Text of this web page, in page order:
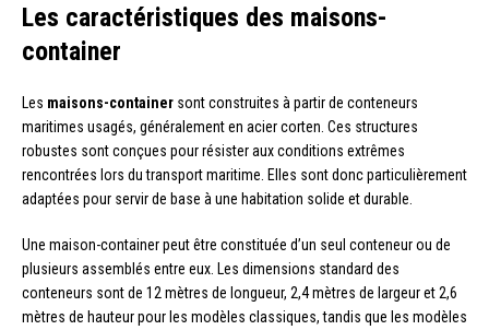
Les caractéristiques des maisons-
container
Les maisons-container sont construites à partir de conteneurs
maritimes usagés, généralement en acier corten. Ces structures
robustes sont conçues pour résister aux conditions extrêmes
rencontrées lors du transport maritime. Elles sont donc particulièrement
adaptées pour servir de base à une habitation solide et durable.
Une maison-container peut être constituée d’un seul conteneur ou de
plusieurs assemblés entre eux. Les dimensions standard des
conteneurs sont de 12 mètres de longueur, 2,4 mètres de largeur et 2,6
mètres de hauteur pour les modèles classiques, tandis que les modèles